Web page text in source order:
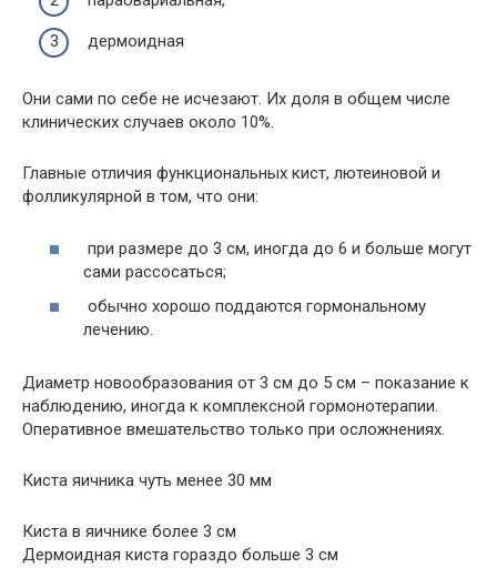
дермоидная
Они сами по себе не исчезают. Их доля в общем числе
клинических случаев около 10%.
Главные отличия функциональных кист, лютеиновой и
фолликулярной в том, что они:
при размере до 3 см, иногда до 6 и больше могут
сами рассосаться;
обычно хорошо поддаются гормональному
лечению.
Диаметр новообразования от 3 см до 5 см – показание к
наблюдению, иногда к комплексной гормонотерапии.
Оперативное вмешательство только при осложнениях.
Киста яичника чуть менее 30 мм
Киста в яичнике более 3 см
Дермоидная киста гораздо больше 3 см